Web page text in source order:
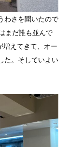
わさを聞いたので
まだ誰も並んで
増えてきて、オー
た。そしていよい